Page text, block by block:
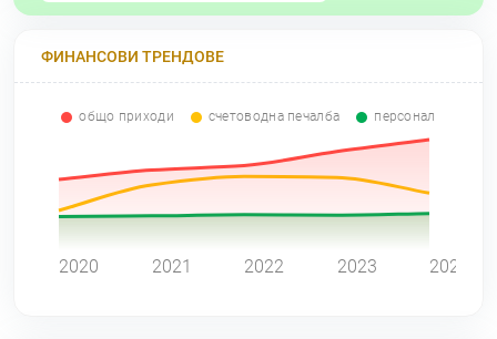
ФИНАНСОВИ ТРЕНДОВЕ
общо приходи счетоводна печалба персонал
2020 2021 2022 2023 2024